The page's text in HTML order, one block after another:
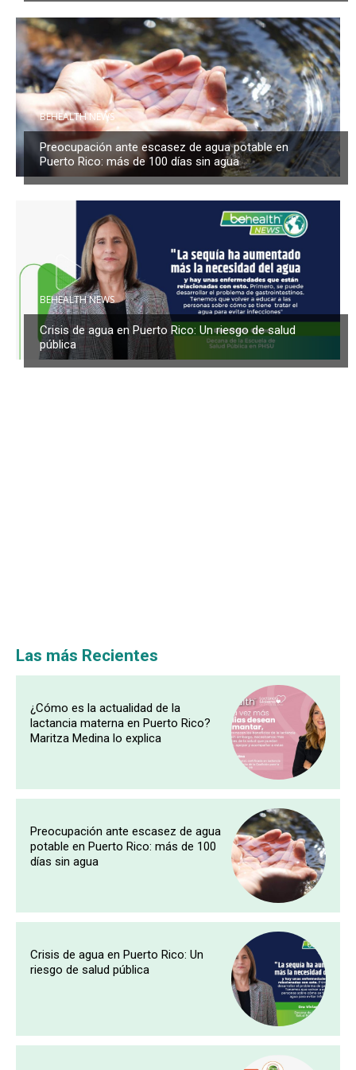
BEHEALTH NEWS
Preocupación ante escasez de agua potable en
Puerto Rico: más de 100 días sin agua
BEHEALTH NEWS
Crisis de agua en Puerto Rico: Un riesgo de salud
pública
Las más Recientes
¿Cómo es la actualidad de la
lactancia materna en Puerto Rico?
Maritza Medina lo explica
Preocupación ante escasez de agua
potable en Puerto Rico: más de 100
días sin agua
Crisis de agua en Puerto Rico: Un
riesgo de salud pública